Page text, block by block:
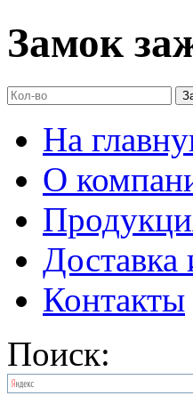
Замок
На
О
Доставка
Контакты
Поиск: